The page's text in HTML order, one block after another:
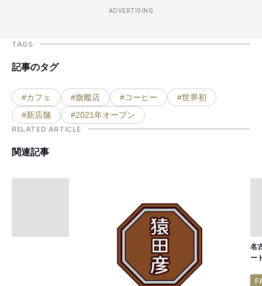
ADVERTISING
TAGS
記事のタグ
#カフェ #旗艦店 #コーヒー
#世界初
#新店舗
#2021年オープン
RELATED ARTICLE
関連記事
名
ー